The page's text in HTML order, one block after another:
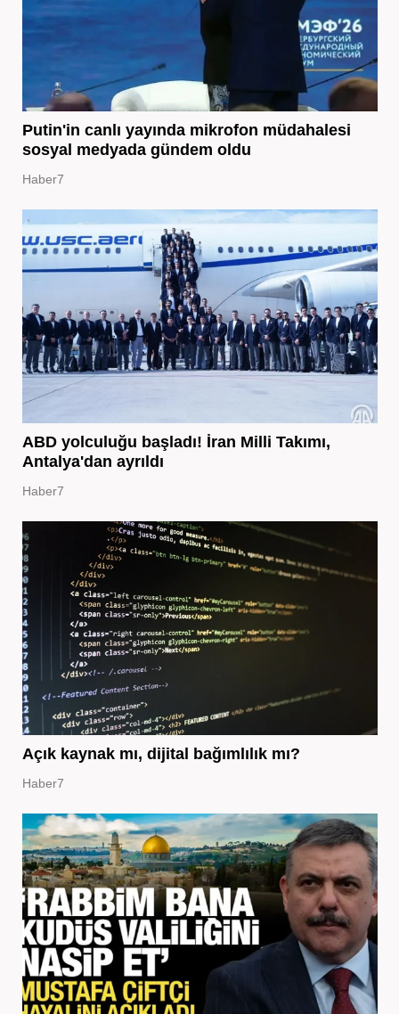
Putin'in canlı yayında mikrofon müdahalesi
sosyal medyada gündem oldu
Haber7
ABD yolculuğu başladı! İran Milli Takımı,
Antalya'dan ayrıldı
Haber7
Açık kaynak mı, dijital bağımlılık mı?
Haber7